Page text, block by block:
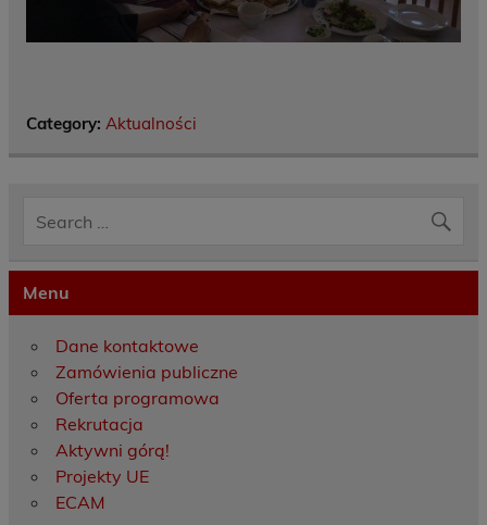
Category: Aktualności
Menu
Dane kontaktowe
Zamówienia publiczne
Oferta programowa
Rekrutacja
Aktywni górą!
Projekty UE
ECAM